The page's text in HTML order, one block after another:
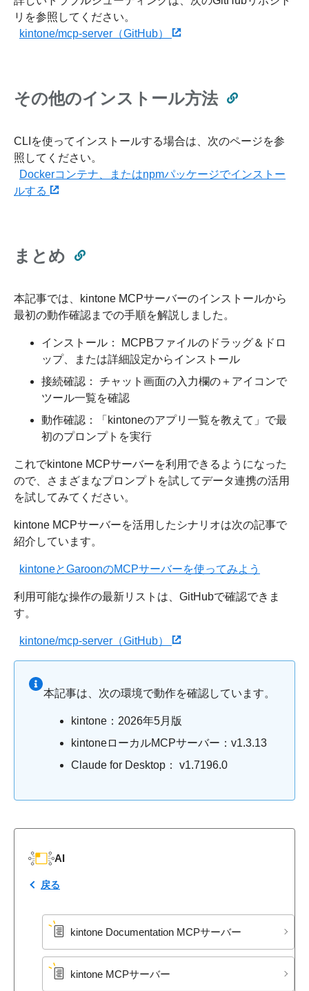
AI
戻る
kintone Documentation MCPサーバー
kintone MCPサーバー
リを参照してください。
kintone/mcp-server（GitHub）
その他のインストール方法
CLIを使ってインストールする場合は、次のページを参
照してください。
Dockerコンテナ、またはnpmパッケージでインストー
ルする
まとめ
本記事では、kintone MCPサーバーのインストールから
最初の動作確認までの手順を解説しました。
インストール： MCPBファイルのドラッグ＆ドロ
ップ、または詳細設定からインストール
接続確認： チャット画面の入力欄の＋アイコンで
ツール一覧を確認
動作確認：「kintoneのアプリ一覧を教えて」で最
初のプロンプトを実行
これでkintone MCPサーバーを利用できるようになった
ので、さまざまなプロンプトを試してデータ連携の活用
を試してみてください。
kintone MCPサーバーを活用したシナリオは次の記事で
紹介しています。
kintoneとGaroonのMCPサーバーを使ってみよう
利用可能な操作の最新リストは、GitHubで確認できま
す。
kintone/mcp-server（GitHub）
本記事は、次の環境で動作を確認しています。
kintone：2026年5月版
kintoneローカルMCPサーバー：v1.3.13
Claude for Desktop： v1.7196.0